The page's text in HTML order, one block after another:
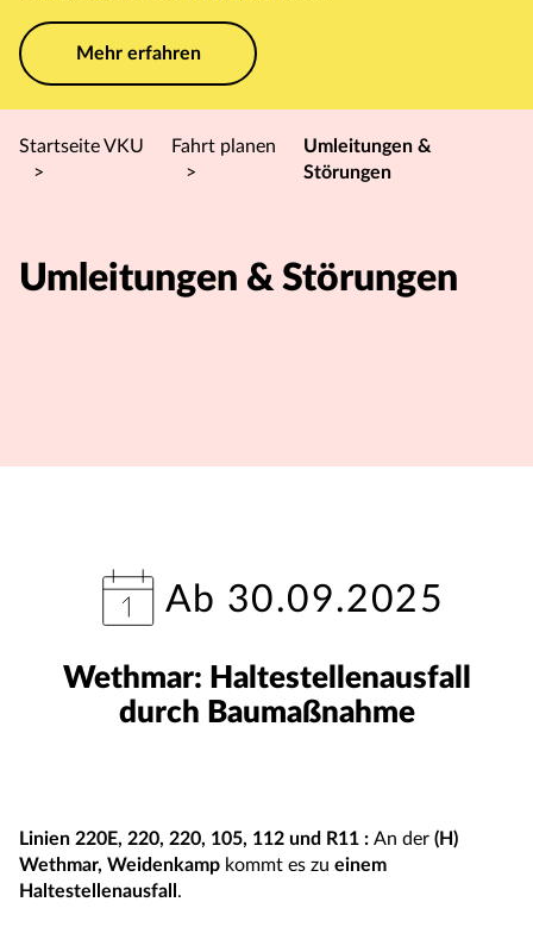
Mehr erfahren
Startseite VKU
>
Fahrt planen
>
Umleitungen &
Störungen
Umleitungen & Störungen
Ab 30.09.2025
Wethmar: Haltestellenausfall
durch Baumaßnahme
Linien 220E, 220, 220, 105, 112 und R11 : An der (H)
Wethmar, Weidenkamp kommt es zu einem
Haltestellenausfall .